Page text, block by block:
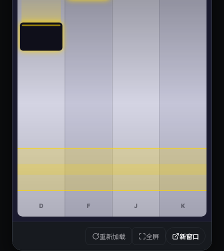
重新加载 全屏 新窗口